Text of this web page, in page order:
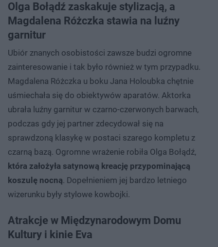
Olga Bołądź zaskakuje stylizacją, a
Magdalena Różczka stawia na luźny
garnitur
Ubiór znanych osobistości zawsze budzi ogromne
zainteresowanie i tak było również w tym przypadku.
Magdalena Różczka u boku Jana Holoubka chętnie
uśmiechała się do obiektywów aparatów. Aktorka
ubrała luźny garnitur w czarno-czerwonych barwach,
podczas gdy jej partner zdecydował się na
sprawdzoną klasykę w postaci szarego kompletu z
czarną bazą. Ogromne wrażenie robiła Olga Bołądź,
która założyła satynową kreację przypominającą
koszulę nocną. Dopełnieniem jej bardzo letniego
wizerunku były stylowe kowbojki.
Atrakcje w Międzynarodowym Domu
Kultury i kinie Eva